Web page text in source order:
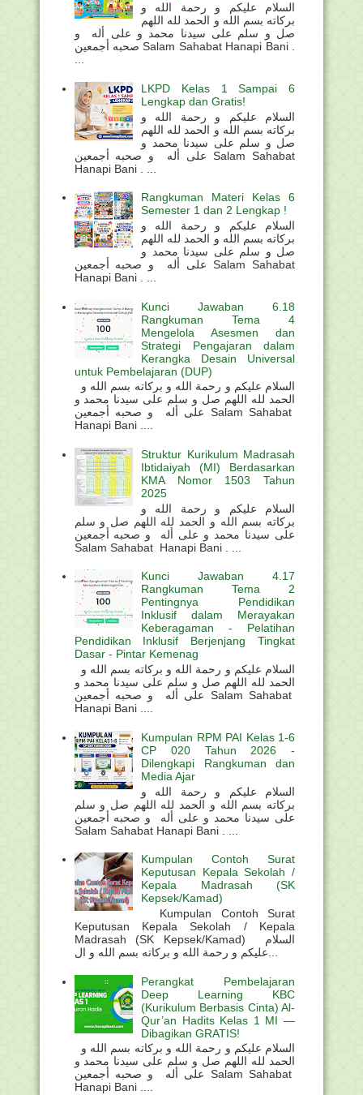
السلام عليكم و رحمة الله و
بركاته بسم الله و الحمد لله اللهم
صل و سلم على سيدنا محمد و على أله و
صحبه أجمعين Salam Sahabat Hanapi Bani .
...
LKPD Kelas 1 Sampai 6
Lengkap dan Gratis!
السلام عليكم و رحمة الله و
بركاته بسم الله و الحمد لله اللهم
صل و سلم على سيدنا محمد و
على أله و صحبه أجمعين Salam Sahabat
Hanapi Bani . ...
Rangkuman Materi Kelas 6
Semester 1 dan 2 Lengkap !
السلام عليكم و رحمة الله و
بركاته بسم الله و الحمد لله اللهم
صل و سلم على سيدنا محمد و
على أله و صحبه أجمعين Salam Sahabat
Hanapi Bani . ...
Kunci Jawaban 6.18
Rangkuman Tema 4
Mengelola Asesmen dan
Strategi Pengajaran dalam
Kerangka Desain Universal
untuk Pembelajaran (DUP)
الحمد لله اللهم صل و سلم على سيدنا محمد و
على أله و صحبه أجمعين Salam Sahabat
Hanapi Bani ....
Struktur Kurikulum Madrasah
Ibtidaiyah (MI) Berdasarkan
KMA Nomor 1503 Tahun
2025
السلام عليكم و رحمة الله و
بركاته بسم الله و الحمد لله اللهم صل و سلم
على سيدنا محمد و على أله و صحبه أجمعين
Salam Sahabat Hanapi Bani . ...
Kunci Jawaban 4.17
Rangkuman Tema 2
Pentingnya Pendidikan
Inklusif dalam Merayakan
Keberagaman - Pelatihan
Pendidikan Inklusif Berjenjang Tingkat
Dasar - Pintar Kemenag
الحمد لله اللهم صل و سلم على سيدنا محمد و
على أله و صحبه أجمعين Salam Sahabat
Hanapi Bani ....
Kumpulan RPM PAI Kelas 1-6
CP 020 Tahun 2026 -
Dilengkapi Rangkuman dan
Media Ajar
السلام عليكم و رحمة الله و
بركاته بسم الله و الحمد لله اللهم صل و سلم
على سيدنا محمد و على أله و صحبه أجمعين
Salam Sahabat Hanapi Bani . ...
Kumpulan Contoh Surat
Keputusan Kepala Sekolah /
Kepala Madrasah (SK
Kepsek/Kamad)
Kumpulan Contoh Surat
Keputusan Kepala Sekolah / Kepala
Madrasah (SK Kepsek/Kamad) السلام
Perangkat Pembelajaran
Deep Learning KBC
(Kurikulum Berbasis Cinta) Al-
Qur’an Hadits Kelas 1 MI —
Dibagikan GRATIS!
الحمد لله اللهم صل و سلم على سيدنا محمد و
على أله و صحبه أجمعين Salam Sahabat
Hanapi Bani ....